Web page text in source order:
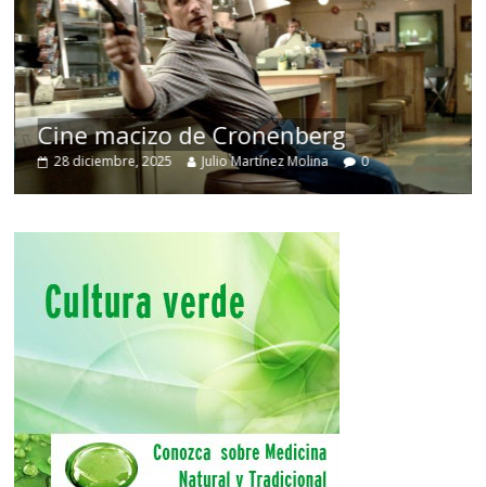
Cine macizo de Cronenberg
28 diciembre, 2025 Julio Martínez Molina 0